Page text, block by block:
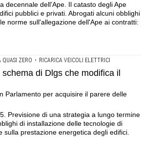
decennale dell'Ape. Il catasto degli Ape
pubblici e privati. Abrogati alcuni obblighi
norme sull'allegazione dell'Ape ai contratti:
QUASI ZERO • RICARICA VEICOLI ELETTRICI
di Dlgs che modifica il
Parlamento per acquisire il parere delle
Previsione di una strategia a lungo termine
di installazione delle tecnologie di
prestazione energetica degli edifici.